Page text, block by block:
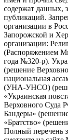
содержат данных,
публикаций.
организации в
Запорожской и
организации:
(Распоряжением
года №320-р).
(решение
национальная
(УНА-УНСО)
«Украинская
Верховного Суда
Бандеры»
«Братство»
Полный перечень